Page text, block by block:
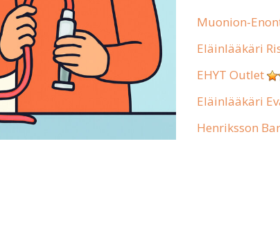
Muonion-
Eläinlääkäri
EHYT Outlet
Eläinlääkäri
Henriksson